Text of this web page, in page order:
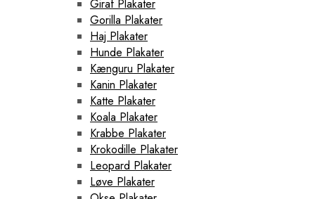
Giraf Plakater
Gorilla Plakater
Haj Plakater
Hunde Plakater
Kænguru Plakater
Kanin Plakater
Katte Plakater
Koala Plakater
Krabbe Plakater
Krokodille Plakater
Leopard Plakater
Løve Plakater